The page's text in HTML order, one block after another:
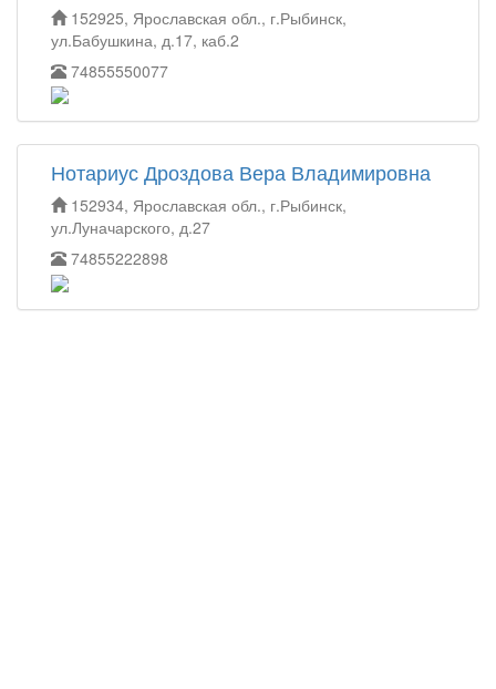
152925, Ярославская обл., г.Рыбинск,
ул.Бабушкина, д.17, каб.2
74855550077
Нотариус Дроздова Вера Владимировна
152934, Ярославская обл., г.Рыбинск,
ул.Луначарского, д.27
74855222898